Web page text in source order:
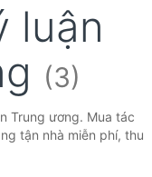
luận
(3)
Trung ương. Mua tác
tận nhà miễn phí, thu